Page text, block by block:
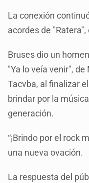
La conexión
acordes de
Bruses dio un
"Ya lo veía venir",
Tacvba, al finalizar
brindar por la
generación.
“¡Brindo por el rock
una nueva ovación.
La respuesta del